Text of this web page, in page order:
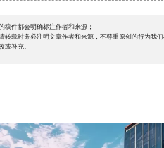
件都会明确标注作者和来源；
转载时务必注明文章作者和来源，不尊重原创的行为我们
补充。